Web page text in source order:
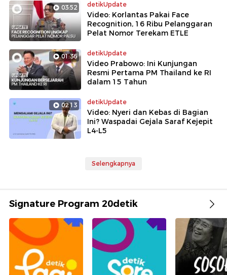
03:52 detikUpdate
Video: Korlantas Pakai Face
Recognition, 16 Ribu Pelanggaran
Pelat Nomor Terekam ETLE
01:36 detikUpdate
Video Prabowo: Ini Kunjungan
Resmi Pertama PM Thailand ke RI
dalam 15 Tahun
02:13 detikUpdate
Video: Nyeri dan Kebas di Bagian
Ini? Waspadai Gejala Saraf Kejepit
L4-L5
Selengkapnya
Signature Program 20detik